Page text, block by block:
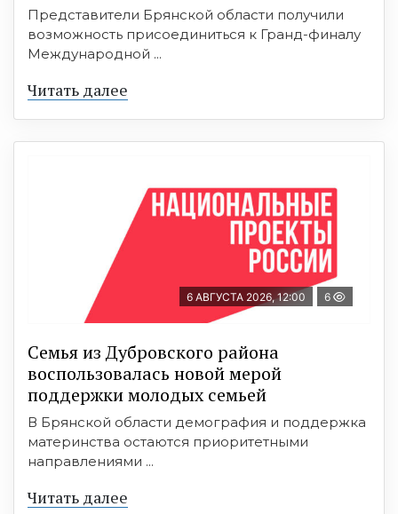
Представители Брянской области получили
возможность присоединиться к Гранд-финалу
Международной ...
Читать далее
6 АВГУСТА 2026, 12:00 6
Семья из Дубровского района
воспользовалась новой мерой
поддержки молодых семьей
В Брянской области демография и поддержка
материнства остаются приоритетными
направлениями ...
Читать далее